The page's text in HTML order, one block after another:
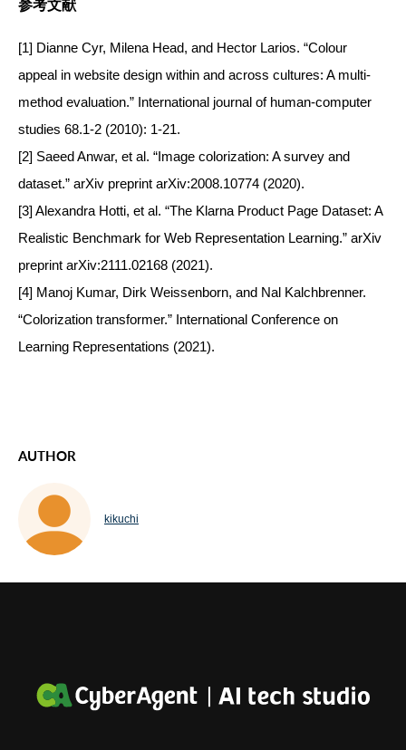
参考文献
[1] Dianne Cyr, Milena Head, and Hector Larios. “Colour
appeal in website design within and across cultures: A multi-
method evaluation.” International journal of human-computer
studies 68.1-2 (2010): 1-21.
[2] Saeed Anwar, et al. “Image colorization: A survey and
dataset.” arXiv preprint arXiv:2008.10774 (2020).
[3] Alexandra Hotti, et al. “The Klarna Product Page Dataset: A
Realistic Benchmark for Web Representation Learning.” arXiv
preprint arXiv:2111.02168 (2021).
[4] Manoj Kumar, Dirk Weissenborn, and Nal Kalchbrenner.
“Colorization transformer.” International Conference on
Learning Representations (2021).
AUTHOR
kikuchi